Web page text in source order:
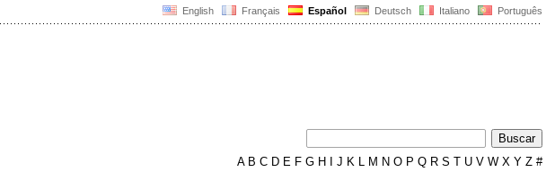
English Français Español Deutsch Italiano Português
AB C D E F G H J K L M N O P Q R S T U V W X Y Z #